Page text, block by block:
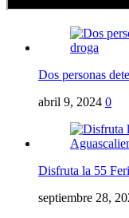
Dos personas
abril 9, 2024 0
Disfruta la 55
septiembre 28,